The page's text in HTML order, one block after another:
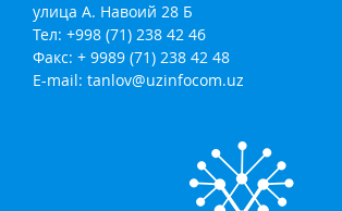
улица А. Навоий 28 Б
Тел: +998 (71) 238 42 46
Факс: + 9989 (71) 238 42 48
E-mail: tanlov@uzinfocom.uz